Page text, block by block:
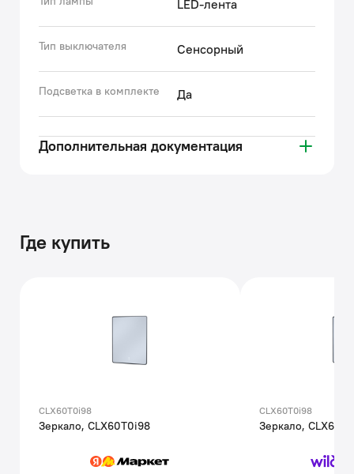
LED-лента
Тип выключателя Сенсорный
Подсветка в комплекте Да
Дополнительная документация
Где купить
CLX60T0i98
Зеркало, CLX60T0i98
CLX60T0i98
Зеркало,